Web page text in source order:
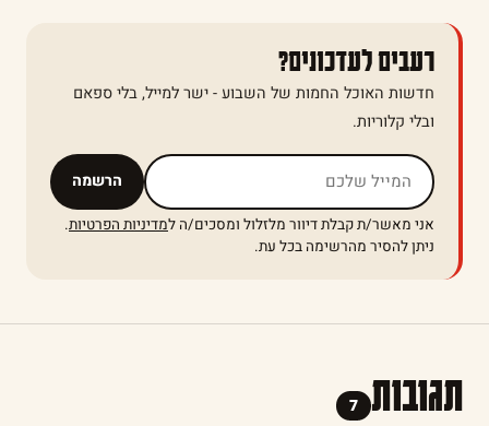
רעבים לעדכונים?
חדשות האוכל החמות של השבוע - ישר למייל, בלי ספאם
ובלי קלוריות.
הרשמה אל תמלאו שדה זה
אני מאשר/ת קבלת דיוור מלזלול ומסכים/ה למדיניות הפרטיות.
ניתן להסיר מהרשימה בכל עת.
תגובות 7